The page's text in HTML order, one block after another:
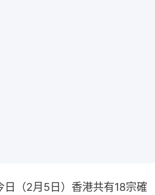
日（2月5日）香港共有18宗確